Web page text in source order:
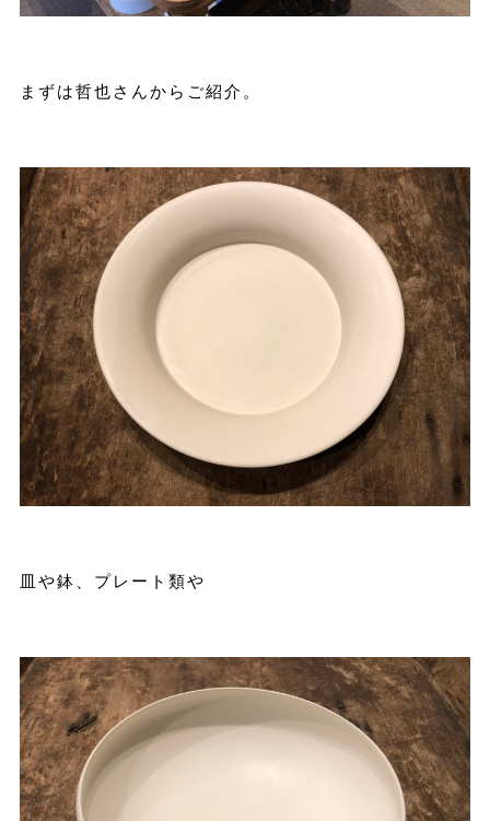
まずは哲也さんからご紹介。
皿や鉢、プレート類や